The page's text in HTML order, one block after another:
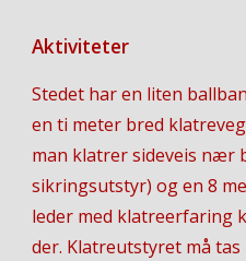
Aktiviteter
Stedet har en liten
en ti meter bred
man klatrer sideveis nær
sikringsutstyr) og en 8
leder med klatreerfaring
der. Klatreutstyret må tas